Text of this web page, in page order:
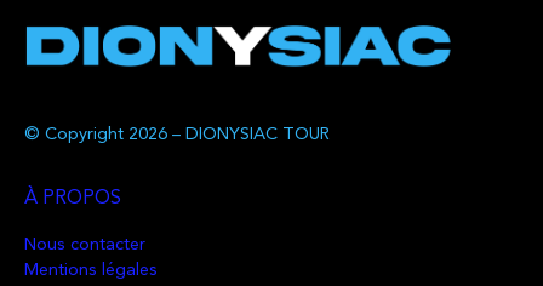
© Copyright 2026 – DIONYSIAC TOUR
À PROPOS
Nous contacter
Mentions légales